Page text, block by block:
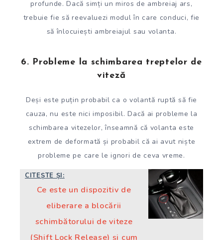
profunde. Dacă simți un miros de ambreiaj ars,
trebuie fie să reevaluezi modul în care conduci, fie
să înlocuiești ambreiajul sau volanta.
6. Probleme la schimbarea treptelor de
viteză
Deși este puțin probabil ca o volantă ruptă să fie
cauza, nu este nici imposibil. Dacă ai probleme la
schimbarea vitezelor, înseamnă că volanta este
extrem de deformată și probabil că ai avut niște
probleme pe care le ignori de ceva vreme.
CITEȘTE ȘI:
Ce este un dispozitiv de
eliberare a blocării
schimbătorului de viteze
(Shift Lock Release) și cum